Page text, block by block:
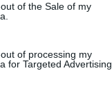
of the Sale of my
of processing my
for Targeted Advertising.